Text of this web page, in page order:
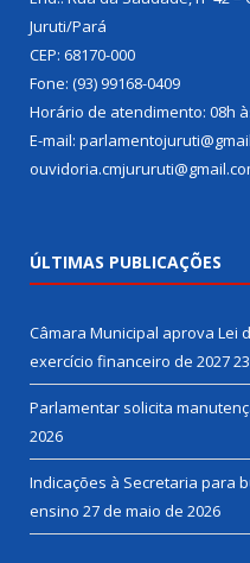
Juruti/Pará
CEP: 68170-000
Fone: (93) 99168-0409
Horário de atendimento: 08h
E-mail:
ÚLTIMAS PUBLICAÇÕES
Câmara Municipal aprova Lei
exercício financeiro de 2027
Parlamentar solicita
2026
Indicações à Secretaria para
ensino 27 de maio de 2026